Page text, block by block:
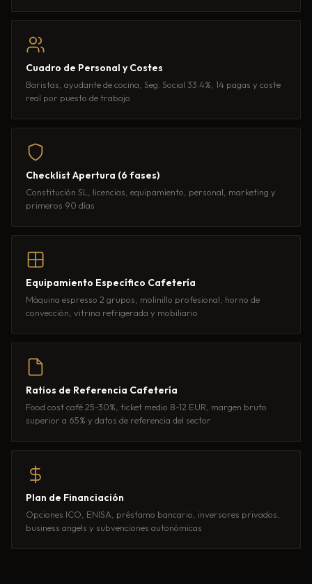
Cuadro de Personal y Costes
Baristas, ayudante de cocina, Seg. Social 33.4%, 14 pagas y coste
real por puesto de trabajo
Checklist Apertura (6 fases)
Constitución SL, licencias, equipamiento, personal, marketing y
primeros 90 días
Equipamiento Específico Cafetería
Máquina espresso 2 grupos, molinillo profesional, horno de
convección, vitrina refrigerada y mobiliario
Ratios de Referencia Cafetería
Food cost café 25-30%, ticket medio 8-12 EUR, margen bruto
superior a 65% y datos de referencia del sector
Plan de Financiación
Opciones ICO, ENISA, préstamo bancario, inversores privados,
business angels y subvenciones autonómicas